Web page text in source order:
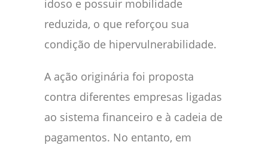
idoso e possuir mobilidade
reduzida, o que reforçou sua
condição de hipervulnerabilidade.
A ação originária foi proposta
contra diferentes empresas ligadas
ao sistema financeiro e à cadeia de
pagamentos. No entanto, em